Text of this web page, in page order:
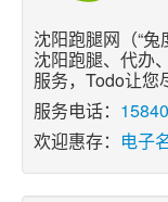
沈阳跑腿网（“
沈阳跑腿、代办
服务，Todo让您
服务电话：
欢迎惠存： 电子